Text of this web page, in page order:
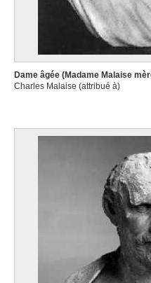
Dame âgée (Madame Malaise
Charles Malaise (attribué à)